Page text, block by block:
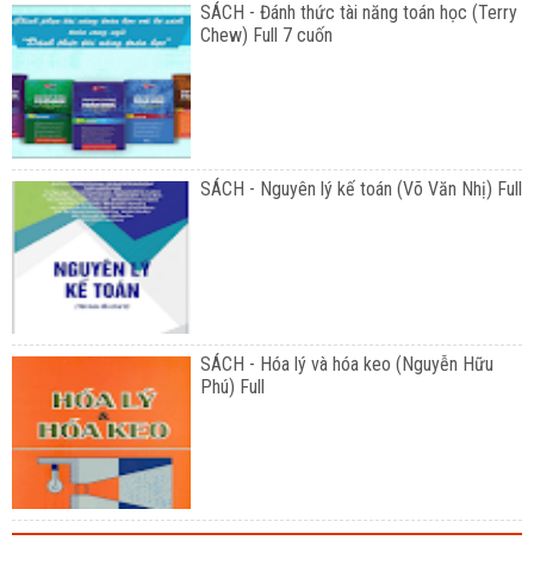
SÁCH - Đánh thức tài năng toán học (Terry
Chew) Full 7 cuốn
SÁCH - Nguyên lý kế toán (Võ Văn Nhị) Full
SÁCH - Hóa lý và hóa keo (Nguyễn Hữu
Phú) Full